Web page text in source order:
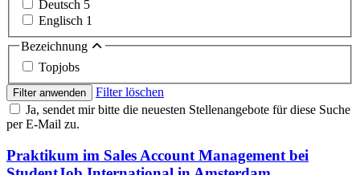
Deutsch 5
Englisch 1
Bezeichnung
Topjobs
Filter anwenden
Filter löschen
Ja, sendet mir bitte die neuesten Stellenangebote für diese Suche
per E-Mail zu.
Praktikum im Sales Account Management bei